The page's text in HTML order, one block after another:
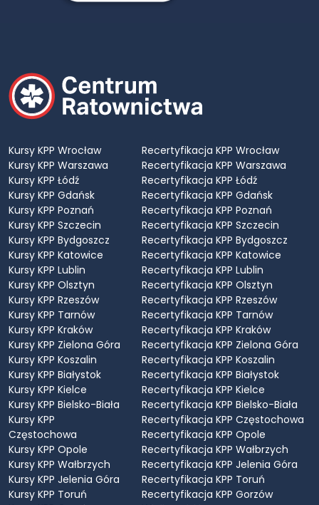
Kursy KPP Wrocław
Kursy KPP Warszawa
Kursy KPP Łódź
Kursy KPP Gdańsk
Kursy KPP Poznań
Kursy KPP Szczecin
Kursy KPP Bydgoszcz
Kursy KPP Katowice
Kursy KPP Lublin
Kursy KPP Olsztyn
Kursy KPP Rzeszów
Kursy KPP Tarnów
Kursy KPP Kraków
Kursy KPP Zielona Góra
Kursy KPP Koszalin
Kursy KPP Białystok
Kursy KPP Kielce
Kursy KPP Bielsko-Biała
Kursy KPP
Częstochowa
Kursy KPP Opole
Kursy KPP Wałbrzych
Kursy KPP Jelenia Góra
Kursy KPP Toruń
Recertyfikacja KPP Wrocław
Recertyfikacja KPP Warszawa
Recertyfikacja KPP Łódź
Recertyfikacja KPP Gdańsk
Recertyfikacja KPP Poznań
Recertyfikacja KPP Szczecin
Recertyfikacja KPP Bydgoszcz
Recertyfikacja KPP Katowice
Recertyfikacja KPP Lublin
Recertyfikacja KPP Olsztyn
Recertyfikacja KPP Rzeszów
Recertyfikacja KPP Tarnów
Recertyfikacja KPP Kraków
Recertyfikacja KPP Zielona Góra
Recertyfikacja KPP Koszalin
Recertyfikacja KPP Białystok
Recertyfikacja KPP Kielce
Recertyfikacja KPP Bielsko-Biała
Recertyfikacja KPP Częstochowa
Recertyfikacja KPP Opole
Recertyfikacja KPP Wałbrzych
Recertyfikacja KPP Jelenia Góra
Recertyfikacja KPP Toruń
Recertyfikacja KPP Gorzów